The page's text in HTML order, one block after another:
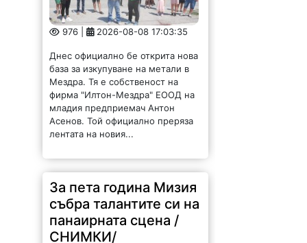
976 | 2026-08-08 17:03:35
Днес официално бе открита нова
база за изкупуване на метали в
Мездра. Тя е собственост на
фирма "Илтон-Мездра" ЕООД на
младия предприемач Антон
Асенов. Той официално преряза
лентата на новия...
За пета година Мизия
събра талантите си на
панаирната сцена /
СНИМКИ/